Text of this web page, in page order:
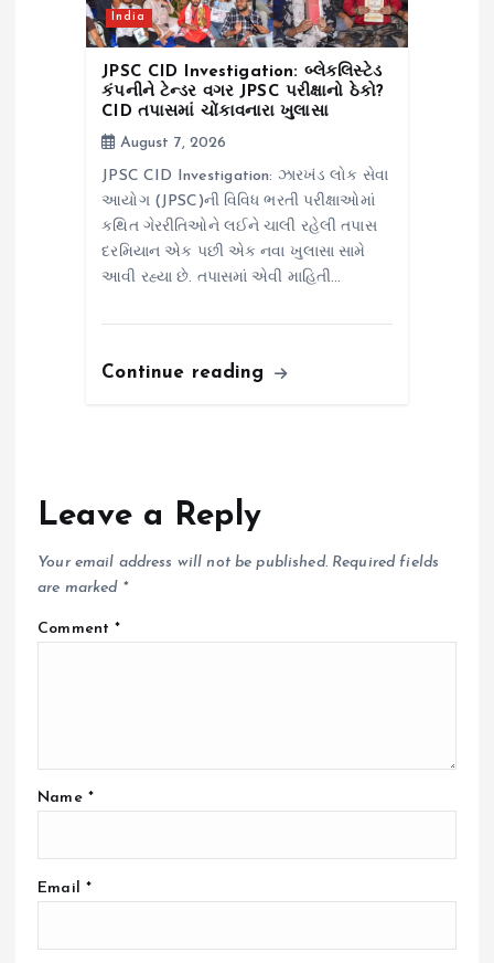
India
JPSC CID Investigation: બ્લેકલિસ્ટેડ
કંપનીને ટેન્ડર વગર JPSC પરીક્ષાનો ઠેકો?
CID તપાસમાં ચોંકાવનારા ખુલાસા
August 7, 2026
JPSC CID Investigation: ઝારખંડ લોક સેવા
આયોગ (JPSC)ની વિવિધ ભરતી પરીક્ષાઓમાં
કથિત ગેરરીતિઓને લઈને ચાલી રહેલી તપાસ
દરમિયાન એક પછી એક નવા ખુલાસા સામે
આવી રહ્યા છે. તપાસમાં એવી માહિતી…
Continue reading
Leave a Reply
Your email address will not be published. Required fields
are marked *
Comment*
Name *
Email *